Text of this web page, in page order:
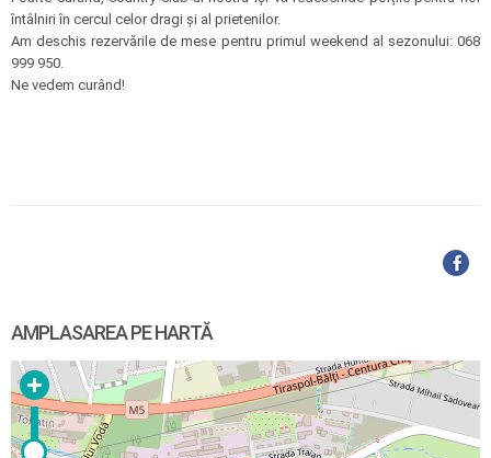
întâlniri în cercul celor dragi și al prietenilor.
Am deschis rezervările de mese pentru primul weekend al sezonului: 068
999 950.
Ne vedem curând!
AMPLASAREA PE HARTĂ